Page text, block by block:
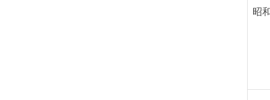
昭